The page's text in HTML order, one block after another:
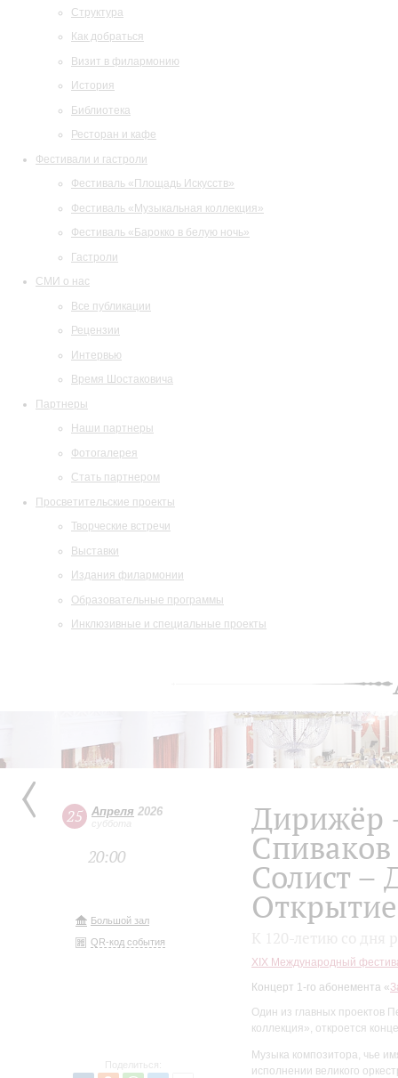
Структура
Как добраться
Визит в филармонию
История
Библиотека
Ресторан и кафе
Фестивали и гастроли
Фестиваль «Площадь Искусств»
Фестиваль «Музыкальная коллекция»
Фестиваль «Барокко в белую ночь»
Гастроли
СМИ о нас
Все публикации
Рецензии
Интервью
Время Шостаковича
Партнеры
Наши партнеры
Фотогалерея
Стать партнером
Просветительские проекты
Творческие встречи
Выставки
Издания филармонии
Образовательные программы
Инклюзивные и специальные проекты
25 Апреля 2026
суббота
20:00
Большой зал
QR-код события
Поделиться:
Дирижёр
Спиваков
Солист –
XIХ Международный
Концерт 1-го абонемента «
Один из главных проектов
коллекция», откроется
Музыка композитора, чье
исполнении великого